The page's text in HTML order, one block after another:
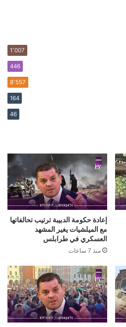
1٬007
446
8٬557
164
46
إعادة حكومة الدبيبة ترتيب تحالفاتها
مع الميلشيات يغير المشهد
العسكري في طرابلس
منذ 7 ساعات